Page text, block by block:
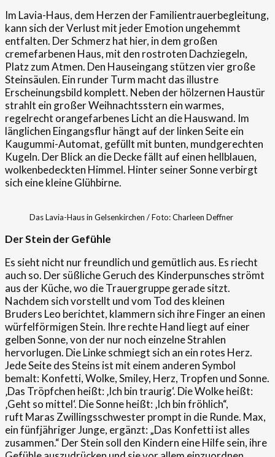
Im Lavia-Haus, dem Herzen der Familientrauerbegleitung,
kann sich der Verlust mit jeder Emotion ungehemmt
entfalten. Der Schmerz hat hier, in dem großen
cremefarbenen Haus, mit den rostroten Dachziegeln,
Platz zum Atmen. Den Hauseingang stützen vier große
Steinsäulen. Ein runder Turm macht das illustre
Erscheinungsbild komplett. Neben der hölzernen Haustür
strahlt ein großer Weihnachtsstern ein warmes,
regelrecht orangefarbenes Licht an die Hauswand. Im
länglichen Eingangsflur hängt auf der linken Seite ein
Kaugummi-Automat, gefüllt mit bunten, mundgerechten
Kugeln. Der Blick an die Decke fällt auf einen hellblauen,
wolkenbedeckten Himmel. Hinter seiner Sonne verbirgt
sich eine kleine Glühbirne.
Das Lavia-Haus in Gelsenkirchen / Foto: Charleen Deffner
Der Stein der Gefühle
Es sieht nicht nur freundlich und gemütlich aus. Es riecht
auch so. Der süßliche Geruch des Kinderpunsches strömt
aus der Küche, wo die Trauergruppe gerade sitzt.
Nachdem sich vorstellt und vom Tod des kleinen
Bruders Leo berichtet, klammern sich ihre Finger an einen
würfelförmigen Stein. Ihre rechte Hand liegt auf einer
gelben Sonne, von der nur noch einzelne Strahlen
hervorlugen. Die Linke schmiegt sich an ein rotes Herz.
Jede Seite des Steins ist mit einem anderen Symbol
bemalt: Konfetti, Wolke, Smiley, Herz, Tropfen und Sonne.
‚Das Tröpfchen heißt: ‚Ich bin traurig‘. Die Wolke heißt:
‚Geht so mittel‘. Die Sonne heißt: ‚Ich bin fröhlich“,
ruft Maras Zwillingsschwester prompt in die Runde. Max,
ein fünfjähriger Junge, ergänzt: „Das Konfetti ist alles
zusammen.“ Der Stein soll den Kindern eine Hilfe sein, ihre